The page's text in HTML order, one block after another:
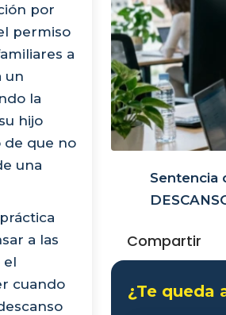
por
permiso
a
un
la
hijo
de que no
una
a las
el
cuando
Sentencia
Compartir
¿Te queda